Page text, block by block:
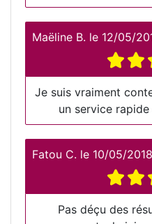
Maëline B. le 12/05/
Je suis vraiment
un service
Fatou C. le 10/05/2018
Pas déçu des